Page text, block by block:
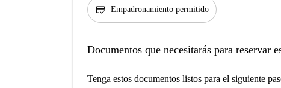
credit_score Empadronamiento permitido
Documentos que necesitarás para reservar
Tenga estos documentos listos para el siguiente